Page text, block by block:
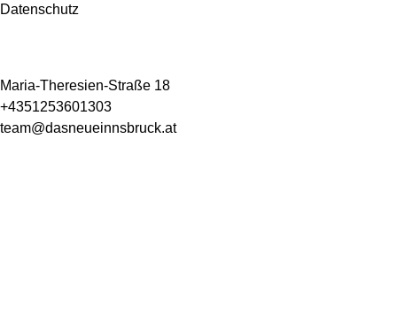
Datenschutz
Maria-Theresien-Straße 18
+4351253601303
team@dasneueinnsbruck.at